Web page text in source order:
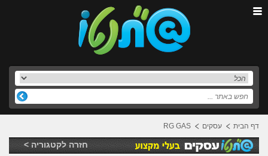
דף הבית עסקים RG GAS
חזרה לקטגוריה >